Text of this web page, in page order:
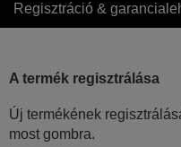
Regisztráció &
A termék regisztrálása
Új termékének
most gombra.